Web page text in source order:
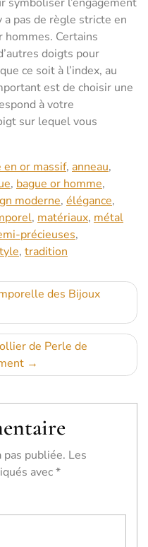
a pas de règle stricte en
hommes. Certains
doigts pour
ce soit à l’index, au
est de choisir une
à votre
sur lequel vous
en or massif, anneau,
, bague or homme,
moderne, élégance,
, matériaux, métal
précieuses,
, tradition
des Bijoux
de Perle de
publiée. Les
avec*